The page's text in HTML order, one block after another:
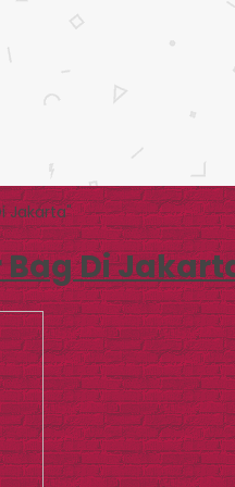
Jakarta"
Bag Di